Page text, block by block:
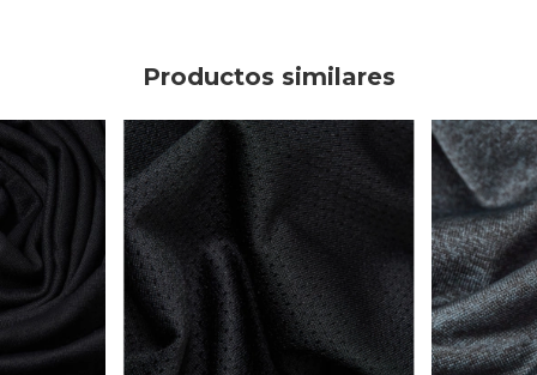
Productos similares